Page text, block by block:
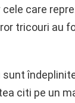
care
tricouri au
citi pe un